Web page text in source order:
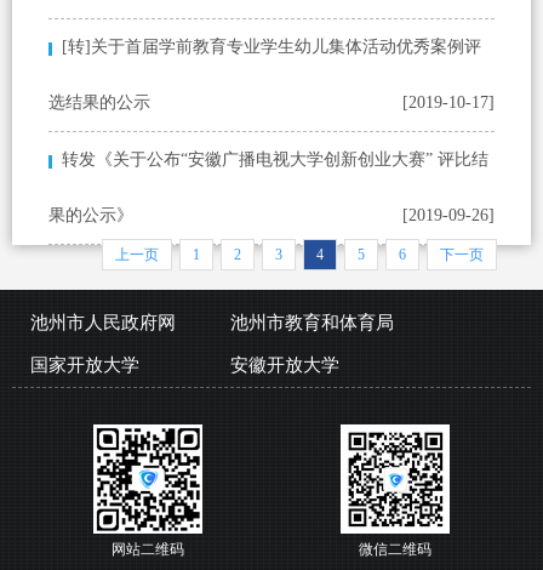
[转]关于首届学前教育专业学生幼儿集体活动优秀案例评
选结果的公示 [2019-10-17]
转发《关于公布“安徽广播电视大学创新创业大赛” 评比结
果的公示》 [2019-09-26]
上一页 1 2 3 4 5 6 下一页
池州市人民政府网 池州市教育和体育局
国家开放大学 安徽开放大学
网站二维码 微信二维码